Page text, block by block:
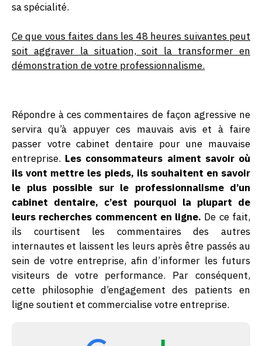
sa spécialité.
Ce que vous faites dans les 48 heures suivantes peut
soit aggraver la situation, soit la transformer en
démonstration de votre professionnalisme.
Répondre à ces commentaires de façon agressive ne
servira qu’à appuyer ces mauvais avis et à faire
passer votre cabinet dentaire pour une mauvaise
entreprise. Les consommateurs aiment savoir où
ils vont mettre les pieds, ils souhaitent en savoir
le plus possible sur le professionnalisme d’un
cabinet dentaire, c’est pourquoi la plupart de
leurs recherches commencent en ligne. De ce fait,
ils courtisent les commentaires des autres
internautes et laissent les leurs après être passés au
sein de votre entreprise, afin d’informer les futurs
visiteurs de votre performance. Par conséquent,
cette philosophie d’engagement des patients en
ligne soutient et commercialise votre entreprise.